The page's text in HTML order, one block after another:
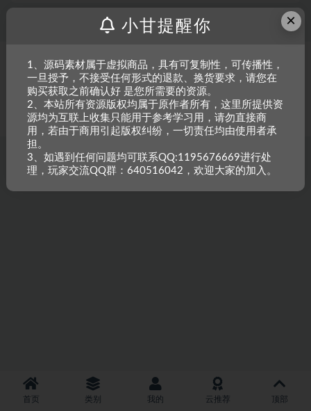
Copyright © 2023 小甘牛人资源网 - All rights reserved
粤ICP备2023002201
号-1
本站是一个坚持做精品资源的网站，会长期坚持更新资源，以共享为原则，尊
重原创，如需搬资源请先与站长沟通，恶意搬运封禁账号。
首页 类别 我的 云推荐 顶部
×
小甘提醒你
1、源码素材属于虚拟商品，具有可复制性，可传播性，
一旦授予，不接受任何形式的退款、换货要求，请您在
购买获取之前确认好 是您所需要的资源。
2、本站所有资源版权均属于原作者所有，这里所提供资
源均为互联上收集只能用于参考学习用，请勿直接商
用，若由于商用引起版权纠纷，一切责任均由使用者承
担。
3、如遇到任何问题均可联系QQ:1195676669进行处
理，玩家交流QQ群：640516042，欢迎大家的加入。